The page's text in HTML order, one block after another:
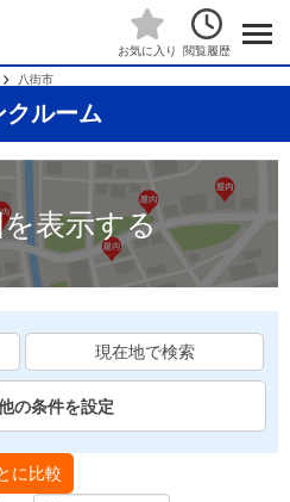
お気に入り 閲覧履歴
八街市
ルーム
表示する
現在地で検索
の条件を設定
に比較